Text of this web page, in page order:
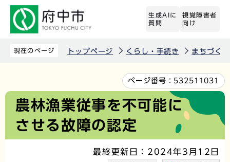
先
生成AIに
質問
視覚障害者
向け
現在のページ トップページ くらし・手続き まちづく
文
か
ページ番号： 532511031
農林漁業従事を不可能に
させる故障の認定
最終更新日：2024年3月12日